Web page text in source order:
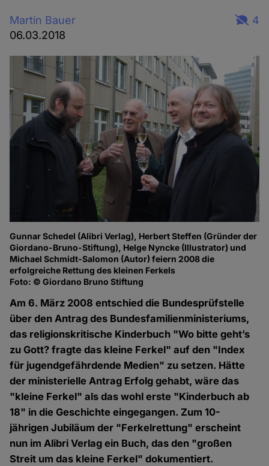
Martin Bauer
06.03.2018
4
Gunnar Schedel (Alibri Verlag), Herbert Steffen (Gründer der
Giordano-Bruno-Stiftung), Helge Nyncke (Illustrator) und
Michael Schmidt-Salomon (Autor) feiern 2008 die
erfolgreiche Rettung des kleinen Ferkels
Foto: © Giordano Bruno Stiftung
Am 6. März 2008 entschied die Bundesprüfstelle
über den Antrag des Bundesfamilienministeriums,
das religionskritische Kinderbuch "Wo bitte geht’s
zu Gott? fragte das kleine Ferkel" auf den "Index
für jugendgefährdende Medien" zu setzen. Hätte
der ministerielle Antrag Erfolg gehabt, wäre das
"kleine Ferkel" als das wohl erste "Kinderbuch ab
18" in die Geschichte eingegangen. Zum 10-
jährigen Jubiläum der "Ferkelrettung" erscheint
nun im Alibri Verlag ein Buch, das den "großen
Streit um das kleine Ferkel" dokumentiert.